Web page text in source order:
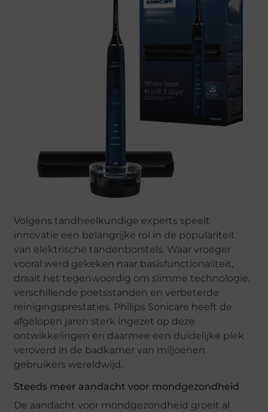
Volgens tandheelkundige experts speelt
innovatie een belangrijke rol in de populariteit
van elektrische tandenborstels. Waar vroeger
vooral werd gekeken naar basisfunctionaliteit,
draait het tegenwoordig om slimme technologie,
verschillende poetsstanden en verbeterde
reinigingsprestaties. Philips Sonicare heeft de
afgelopen jaren sterk ingezet op deze
ontwikkelingen en daarmee een duidelijke plek
veroverd in de badkamer van miljoenen
gebruikers wereldwijd.
Steeds meer aandacht voor mondgezondheid
De aandacht voor mondgezondheid groeit al